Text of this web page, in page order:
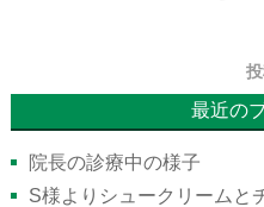
最近の
院長の診療中の様子
S様よりシュークリームと